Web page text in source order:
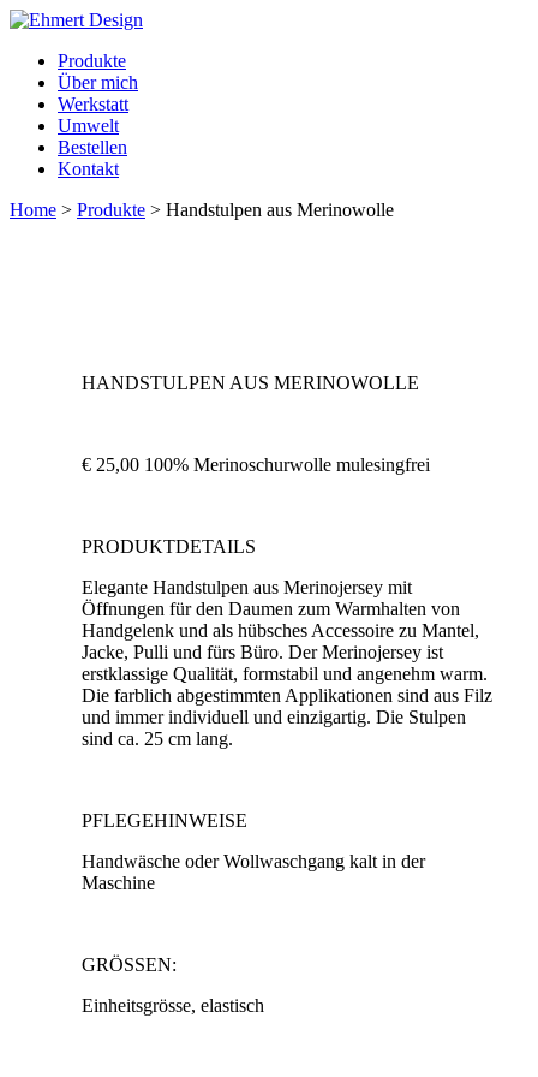
Produkte
Über mich
Werkstatt
Umwelt
Bestellen
Kontakt
Home > Produkte > Handstulpen aus Merinowolle
HANDSTULPEN AUS MERINOWOLLE
€ 25,00 100% Merinoschurwolle mulesingfrei
PRODUKTDETAILS
Elegante Handstulpen aus Merinojersey mit
Öffnungen für den Daumen zum Warmhalten von
Handgelenk und als hübsches Accessoire zu Mantel,
Jacke, Pulli und fürs Büro. Der Merinojersey ist
erstklassige Qualität, formstabil und angenehm warm.
Die farblich abgestimmten Applikationen sind aus Filz
und immer individuell und einzigartig. Die Stulpen
sind ca. 25 cm lang.
PFLEGEHINWEISE
Handwäsche oder Wollwaschgang kalt in der
Maschine
GRÖSSEN:
Einheitsgrösse, elastisch